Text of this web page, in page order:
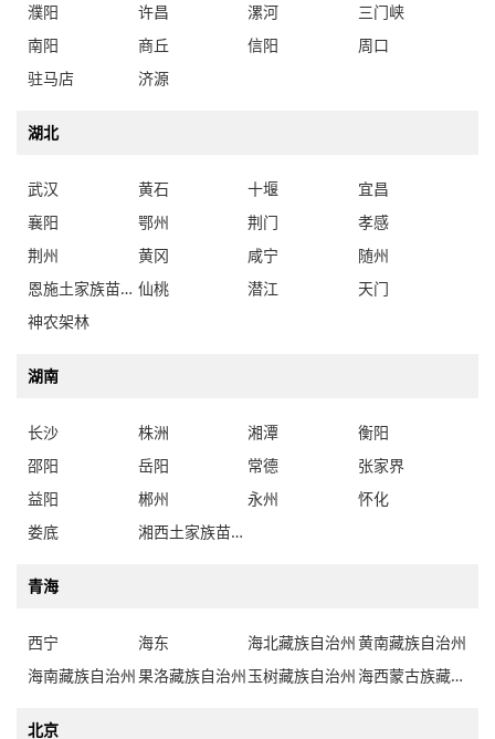
濮阳
许昌 漯河
三门峡
南阳
商丘 信阳
周口
驻马店
济源
湖北
武汉 黄石 十堰
宜昌
襄阳
鄂州 荆门
孝感
荆州
黄冈 咸宁
随州
恩施土家族苗族自治州 仙桃 潜江
天门
神农架林
湖南
长沙 株洲 湘潭
衡阳
邵阳
岳阳 常德
张家界
益阳
郴州 永州
怀化
娄底
湘西土家族苗族自治州
青海
西宁 海东 海北藏族自治州黄南藏族自治州
海南藏族自治州果洛藏族自治州玉树藏族自治州 海西蒙古族藏族自治州
北京